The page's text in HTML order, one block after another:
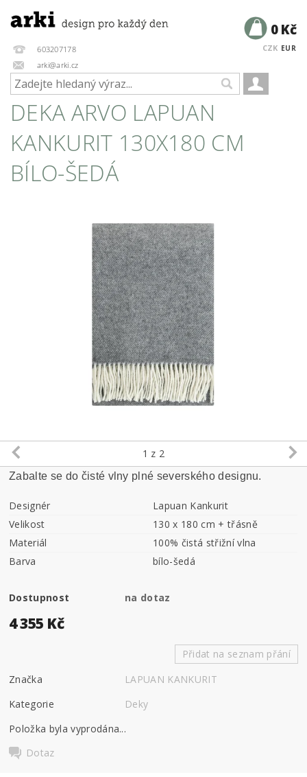
603207178
arki@arki.cz
CZK EUR
0 Kč
DEKA ARVO LAPUAN
KANKURIT 130X180 CM
BÍLO-ŠEDÁ
1 z 2
Zabalte se do čisté vlny plné severského designu.
Designér
Lapuan Kankurit
Velikost
130 x 180 cm + třásně
Materiál
100% čistá střižní vlna
Barva
bílo-šedá
Dostupnost na dotaz
4 355 Kč
Přidat na seznam přání
Značka
LAPUAN KANKURIT
Kategorie
Deky
Položka byla vyprodána...
Dotaz